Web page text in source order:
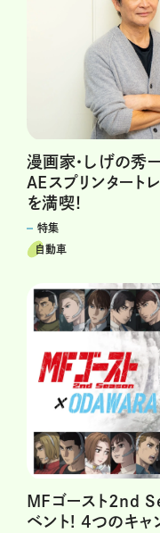
漫画家・しげの秀
AEスプリンタート
を満喫！
特集
自動車
MFゴースト2nd
ベント! 4つのキャ